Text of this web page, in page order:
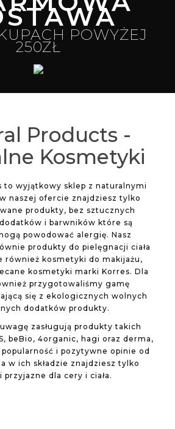
POWYŻEJ
250ZŁ
Products -
Kosmetyki
to wyjątkowy sklep z naturalnymi
naszej ofercie znajdziesz tylko
produkty, bez sztucznych
i barwników które są
powodować alergię. Nasz
produkty do pielęgnacji ciała
również kosmetyki do makijażu,
kosmetyki marki Korres. Dla
przygotowaliśmy gamę
się z ekologicznych wolnych
dodatków produkty.
zasługują produkty takich
beBio, 4organic, hagi oraz derma,
popularność i pozytywne opinie od
w ich składzie znajdziesz tylko
przyjazne dla cery i ciała.